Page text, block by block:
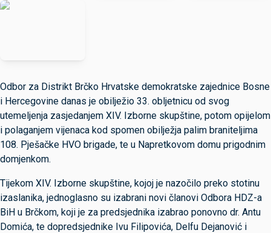
Odbor za Distrikt Brčko Hrvatske demokratske zajednice Bosne
i Hercegovine danas je obilježio 33. obljetnicu od svog
utemeljenja zasjedanjem XIV. Izborne skupštine, potom opijelom
i polaganjem vijenaca kod spomen obilježja palim braniteljima
108. Pješačke HVO brigade, te u Napretkovom domu prigodnim
domjenkom.
Tijekom XIV. Izborne skupštine, kojoj je nazočilo preko stotinu
izaslanika, jednoglasno su izabrani novi članovi Odbora HDZ-a
BiH u Brčkom, koji je za predsjednika izabrao ponovno dr. Antu
Domića, te dopredsjednike Ivu Filipovića, Delfu Dejanović i